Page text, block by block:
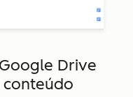
Drive
conteúdo